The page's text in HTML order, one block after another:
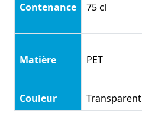
Contenance 75 cl
Matière PET
Couleur Transparent